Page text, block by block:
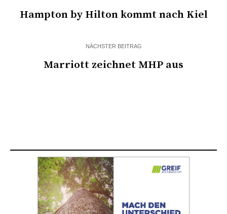
Hampton by Hilton kommt nach Kiel
NÄCHSTER BEITRAG
Marriott zeichnet MHP aus